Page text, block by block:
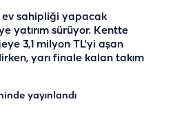
ev sahipliği yapacak
yatırım sürüyor. Kentte
3,1 milyon TL'yi aşan
yarı finale kalan takım
yayınlandı